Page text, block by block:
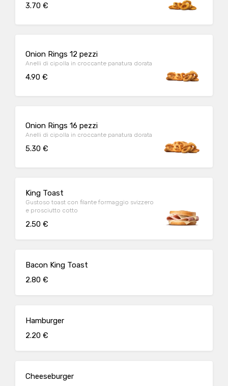
3.70 €
Onion Rings 12 pezzi
Anelli di cipolla in croccante panatura dorata
4.90 €
Onion Rings 16 pezzi
Anelli di cipolla in croccante panatura dorata
5.30 €
King Toast
Gustoso toast con filante formaggio svizzero
e prosciutto cotto
2.50 €
Bacon King Toast
2.80 €
Hamburger
2.20 €
Cheeseburger